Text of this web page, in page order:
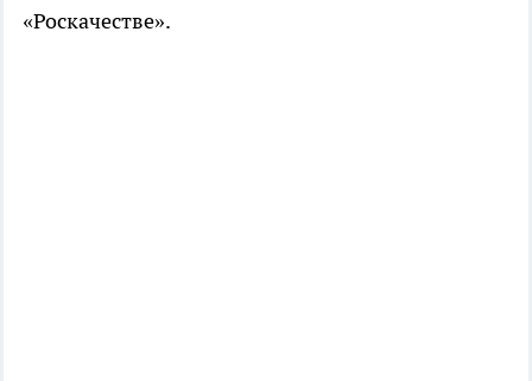
«Роскачестве».